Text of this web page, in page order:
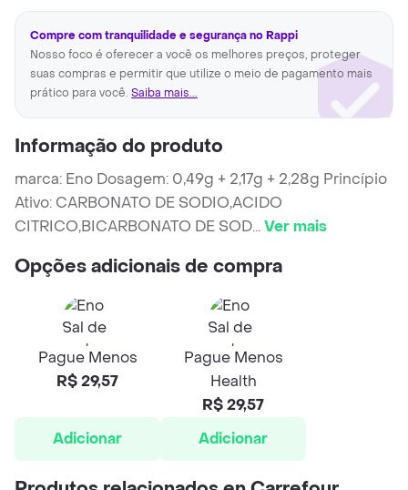
Compre com tranquilidade e segurança no Rappi
Nosso foco é oferecer a você os melhores preços, proteger
suas compras e permitir que utilize o meio de pagamento mais
prático para você. Saiba mais...
Informação do produto
marca: Eno Dosagem: 0,49g + 2,17g + 2,28g Princípio
Ativo: CARBONATO DE SODIO,ACIDO
CITRICO,BICARBONATO DE SOD...Ver mais
Opções adicionais de compra
Pague Menos
R$ 29,57
Adicionar
Pague Menos
Health
R$ 29,57
Adicionar